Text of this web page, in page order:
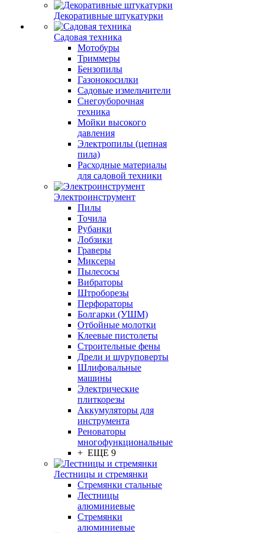
Декоративные штукатурки
Садовая техника
Мотобуры
Триммеры
Бензопилы
Газонокосилки
Садовые измельчители
Снегоуборочная
техника
Мойки высокого
давления
Электропилы (цепная
пила)
Расходные материалы
для садовой техники
Электроинструмент
Пилы
Точила
Рубанки
Лобзики
Граверы
Миксеры
Пылесосы
Вибраторы
Штроборезы
Перфораторы
Болгарки (УШМ)
Отбойные молотки
Клеевые пистолеты
Строительные фены
Дрели и шуруповерты
Шлифовальные
машины
Электрические
плиткорезы
Аккумуляторы для
инструмента
Реноваторы
многофункциональные
+ ЕЩЕ 9
Лестницы и стремянки
Стремянки стальные
Лестницы
алюминиевые
Стремянки
алюминиевые